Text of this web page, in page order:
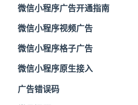
微信小程序广告开通指南
微信小程序视频广告
微信小程序格子广告
微信小程序原生接入
广告错误码